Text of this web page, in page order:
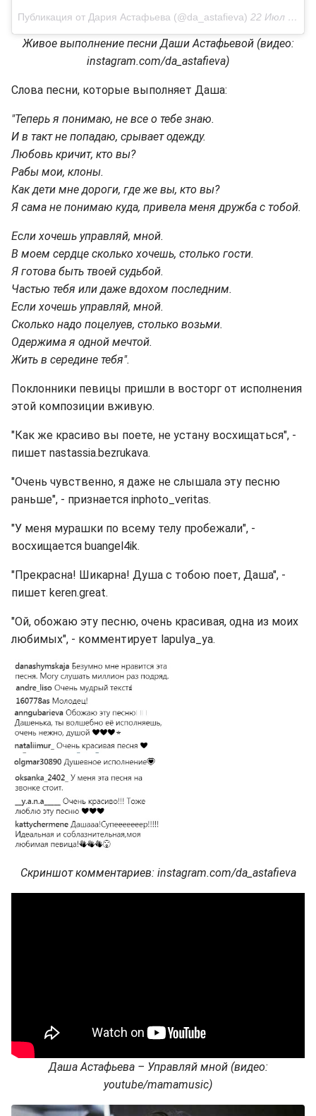
Публикация от Дария Астафьева (@da_astafieva) 22 Июл 2018 в 3:13 PDT
Живое выполнение песни Даши Астафьевой (видео:
instagram.com/da_astafieva)
Слова песни, которые выполняет Даша:
"Теперь я понимаю, не все о тебе знаю.
И в такт не попадаю, срывает одежду.
Любовь кричит, кто вы?
Рабы мои, клоны.
Как дети мне дороги, где же вы, кто вы?
Я сама не понимаю куда, привела меня дружба с тобой.
Если хочешь управляй, мной.
В моем сердце сколько хочешь, столько гости.
Я готова быть твоей судьбой.
Частью тебя или даже вдохом последним.
Если хочешь управляй, мной.
Сколько надо поцелуев, столько возьми.
Одержима я одной мечтой.
Жить в середине тебя".
Поклонники певицы пришли в восторг от исполнения
этой композиции вживую.
"Как же красиво вы поете, не устану восхищаться", -
пишет nastassia.bezrukava.
"Очень чувственно, я даже не слышала эту песню
раньше", - признается inphoto_veritas.
"У меня мурашки по всему телу пробежали", -
восхищается buangel4ik.
"Прекрасна! Шикарна! Душа с тобою поет, Даша", -
пишет keren.great.
"Ой, обожаю эту песню, очень красивая, одна из моих
любимых", - комментирует lapulya_ya.
Скриншот комментариев: instagram.com/da_astafieva
Даша Астафьева – Управляй мной (видео:
youtube/mamamusic)